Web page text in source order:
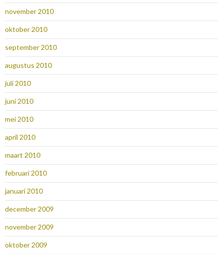
november 2010
oktober 2010
september 2010
augustus 2010
juli 2010
juni 2010
mei 2010
april 2010
maart 2010
februari 2010
januari 2010
december 2009
november 2009
oktober 2009